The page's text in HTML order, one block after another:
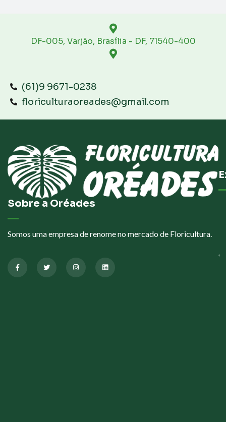
DF-005, Varjão, Brasília - DF, 71540-400
(61)9 9671-0238
floriculturaoreades@gmail.com
Sobre a Oréades
Somos uma empresa de renome no mercado de Floricultura.